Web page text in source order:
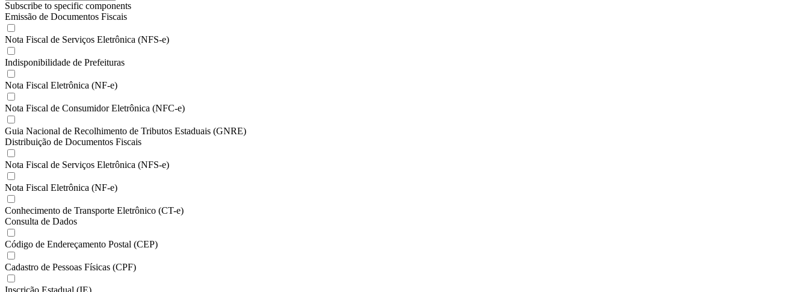
Subscribe to specific components
Emissão de Documentos Fiscais
Nota Fiscal de Serviços Eletrônica (NFS-e)
Indisponibilidade de Prefeituras
Nota Fiscal Eletrônica (NF-e)
Nota Fiscal de Consumidor Eletrônica (NFC-e)
Guia Nacional de Recolhimento de Tributos Estaduais (GNRE)
Distribuição de Documentos Fiscais
Nota Fiscal de Serviços Eletrônica (NFS-e)
Nota Fiscal Eletrônica (NF-e)
Conhecimento de Transporte Eletrônico (CT-e)
Consulta de Dados
Código de Endereçamento Postal (CEP)
Cadastro de Pessoas Físicas (CPF)
Inscrição Estadual (IE)